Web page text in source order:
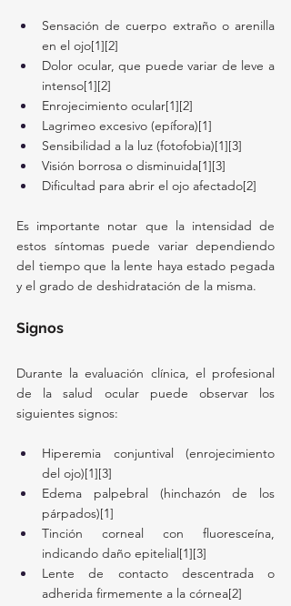
Sensación de cuerpo extraño o arenilla
en el ojo[1][2]
Dolor ocular, que puede variar de leve a
intenso[1][2]
Enrojecimiento ocular[1][2]
Lagrimeo excesivo (epífora)[1]
Sensibilidad a la luz (fotofobia)[1][3]
Visión borrosa o disminuida[1][3]
Dificultad para abrir el ojo afectado[2]
Es importante notar que la intensidad de
estos síntomas puede variar dependiendo
del tiempo que la lente haya estado pegada
y el grado de deshidratación de la misma.
Signos
Durante la evaluación clínica, el profesional
de la salud ocular puede observar los
siguientes signos:
Hiperemia conjuntival (enrojecimiento
del ojo)[1][3]
Edema palpebral (hinchazón de los
párpados)[1]
Tinción corneal con fluoresceína,
indicando daño epitelial[1][3]
Lente de contacto descentrada o
adherida firmemente a la córnea[2]